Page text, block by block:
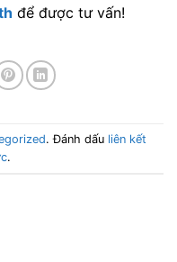
để được tư vấn!
. Đánh dấu liên kết
.